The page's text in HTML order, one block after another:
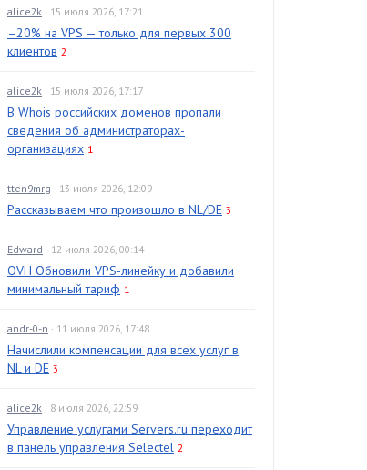
alice2k · 15 июля 2026, 17:21
–20% на VPS — только для первых 300
клиентов 2
alice2k · 15 июля 2026, 17:17
В Whois российских доменов пропали
сведения об администраторах-
организациях 1
tten9mrg · 13 июля 2026, 12:09
Рассказываем что произошло в NL/DE 3
Edward · 12 июля 2026, 00:14
OVH Обновили VPS-линейку и добавили
минимальный тариф 1
andr-0-n · 11 июля 2026, 17:48
Начислили компенсации для всех услуг в
NL и DE 3
alice2k · 8 июля 2026, 22:59
Управление услугами Servers.ru переходит
в панель управления Selectel 2